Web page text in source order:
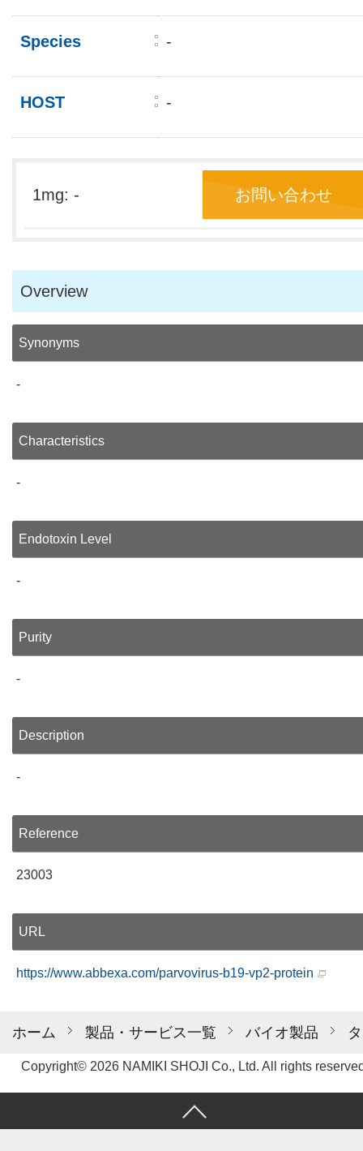
ホーム 製品・サービス一覧 バイオ製品
Species -
HOST -
1mg: - お問い合わせ
Overview
Synonyms
-
Characteristics
-
Endotoxin Level
-
Purity
-
Description
-
Reference
23003
URL
https://www.abbexa.com/parvovirus-b19-vp2-protein
Copyright© 2026 NAMIKI SHOJI Co., Ltd. All rights